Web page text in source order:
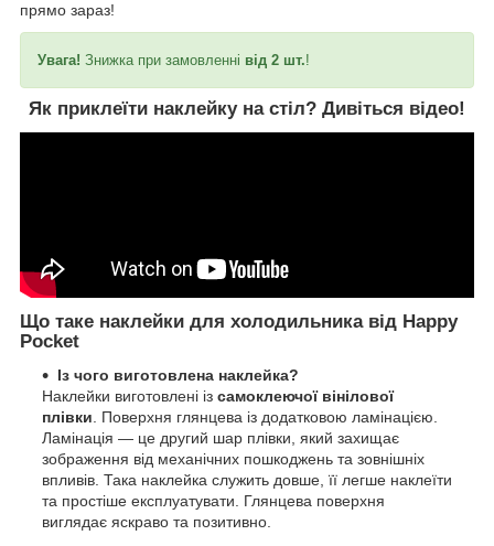
прямо зараз!
Увага! Знижка при замовленні від 2 шт.!
Як приклеїти наклейку на стіл? Дивіться відео!
Що таке наклейки для холодильника від Happy
Pocket
Із чого виготовлена наклейка?
Наклейки виготовлені із самоклеючої вінілової
плівки . Поверхня глянцева із додатковою ламінацією.
Ламінація — це другий шар плівки, який захищає
зображення від механічних пошкоджень та зовнішніх
впливів. Така наклейка служить довше, її легше наклеїти
та простіше експлуатувати. Глянцева поверхня
виглядає яскраво та позитивно.